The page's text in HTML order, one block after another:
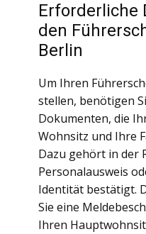
Erforderliche
den
Berlin
Um Ihren
stellen, benötigen
Dokumenten, die
Wohnsitz und Ihre
Dazu gehört in der
Personalausweis
Identität bestätigt.
Sie eine
Ihren